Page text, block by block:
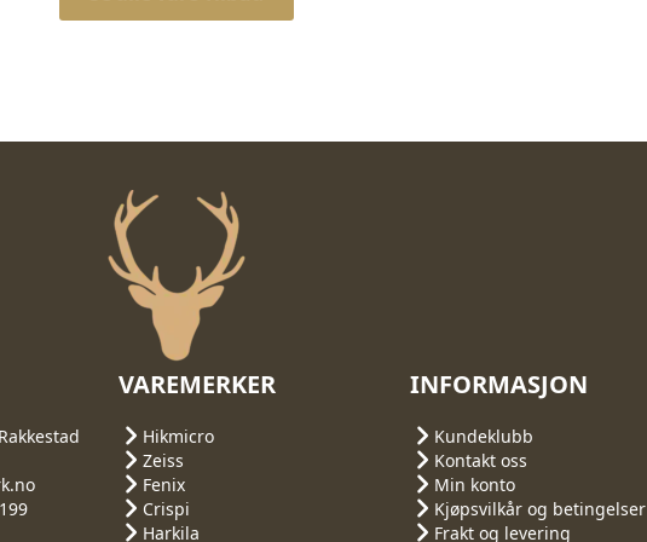
VAREMERKER
Hikmicro
Zeiss
Fenix
Crispi
Harkila
INFORMASJON
Kundeklubb
Kontakt oss
Min konto
Kjøpsvilkår og betingelser
Frakt og levering